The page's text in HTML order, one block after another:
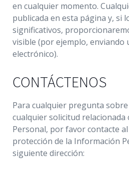
en cualquier momento.
publicada en esta página y, si
significativos,
visible (por ejemplo, enviando
electrónico).
CONTÁCTENOS
Para cualquier pregunta
cualquier solicitud
Personal, por favor contacte
protección de la Información
siguiente dirección: